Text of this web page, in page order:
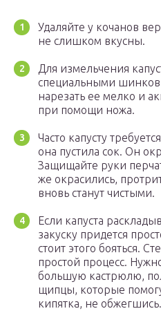
Удаляйте у кочанов
не слишком вкусны.
Для измельчения
специальными
нарезать ее мелко и
при помощи ножа.
Часто капусту
она пустила сок. Он
Защищайте руки
же окрасились,
вновь станут чистыми.
Если капуста
закуску придется
стоит этого бояться.
простой процесс.
большую кастрюлю,
щипцы, которые
кипятка, не обжегшись.